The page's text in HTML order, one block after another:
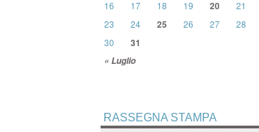
« Luglio
16
17 18 19 20 21
23
24 25 26 27 28
30
31
RASSEGNA STAMPA